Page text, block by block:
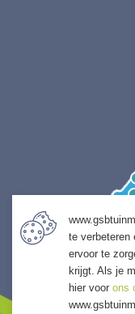
te verbeteren
ervoor te
krijgt. Als je
hier voor ons